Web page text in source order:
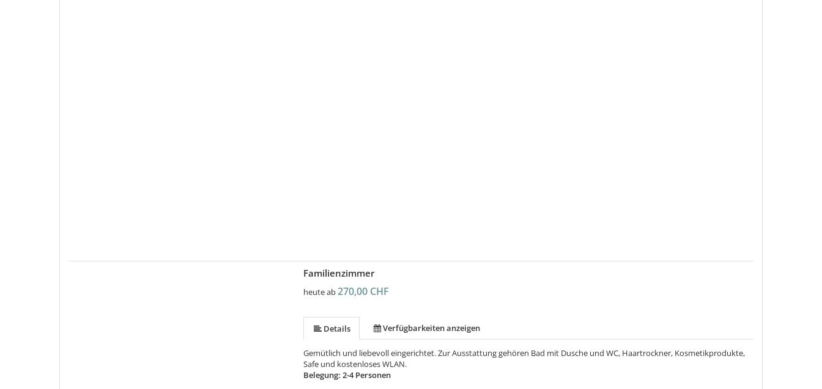
Familienzimmer
heute ab270,00 CHF
Details Verfügbarkeiten anzeigen
Gemütlich und liebevoll eingerichtet. Zur Ausstattung gehören Bad mit Dusche und WC, Haartrockner, Kosmetikprodukte,
Safe und kostenloses WLAN.
Belegung: 2-4 Personen